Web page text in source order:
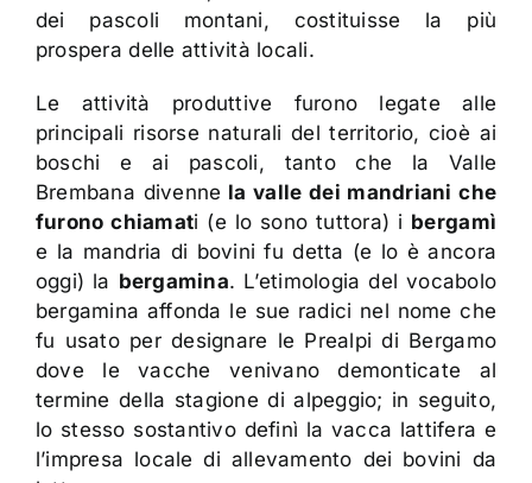
dei pascoli montani, costituisse la più
prospera delle attività locali.
Le attività produttive furono legate alle
principali risorse naturali del territorio, cioè ai
boschi e ai pascoli, tanto che la Valle
Brembana divenne la valle dei mandriani che
furono chiamati (e lo sono tuttora) i bergamì
e la mandria di bovini fu detta (e lo è ancora
oggi) la bergamina. L’etimologia del vocabolo
bergamina affonda le sue radici nel nome che
fu usato per designare le Prealpi di Bergamo
dove le vacche venivano demonticate al
termine della stagione di alpeggio; in seguito,
lo stesso sostantivo definì la vacca lattifera e
l’impresa locale di allevamento dei bovini da